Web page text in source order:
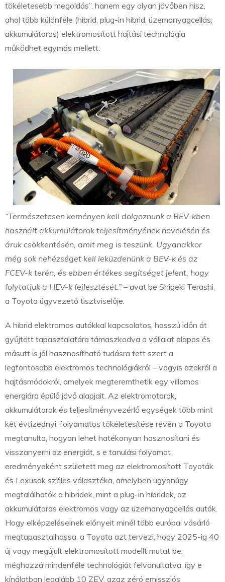
tökéletesebb megoldás”, hanem egy olyan jövőben hisz,
ahol több különféle (hibrid, plug-in hibrid, üzemanyagcellás,
akkumulátoros) elektromosított hajtási technológia
működhet egymás mellett.
“Természetesen keményen kell dolgoznunk a BEV-kben
használt akkumulátorok teljesítményének növelésén és
áruk csökkentésén, amit meg is teszünk. Ugyanakkor
még sok nehézséget kell leküzdenünk a BEV-k és az
FCEV-k terén, és ebben értékes segítséget jelent, hogy
folytatjuk a HEV-k fejlesztését.” – avat be Shigeki Terashi,
a Toyota ügyvezető tisztviselője.
A hibrid elektromos autókkal kapcsolatos, hosszú időn át
gyűjtött tapasztalatára támaszkodva a vállalat alapos és
másutt is jól hasznosítható tudásra tett szert a
legfontosabb elektromos technológiákról – vagyis azokról a
hajtásmódokról, amelyek megteremthetik egy villamos
energiára épülő jövő alapjait. Az elektromotorok,
akkumulátorok és teljesítményvezérlő egységek több mint
két évtizednyi, folyamatos tökéletesítése révén a Toyota
megtanulta, hogyan lehet hatékonyan hasznosítani és
visszanyerni az energiát, s e tanulási folyamat
eredményeként született meg az elektromosított Toyoták
és Lexusok széles választéka, amelyben ugyanúgy
megtalálhatók a hibridek, mint a plug-in hibridek, az
akkumulátoros elektromos vagy az üzemanyagcellás autók.
Hogy elképzeléseinek előnyeit minél több európai vásárló
megtapasztalhassa, a Toyota azt tervezi, hogy 2025-ig 40
új vagy megújult elektromosított modellt mutat be,
méghozzá mindenféle technológiát felvonultatva, így e
kínálatban legalább 10 ZEV, azaz zéró emissziós